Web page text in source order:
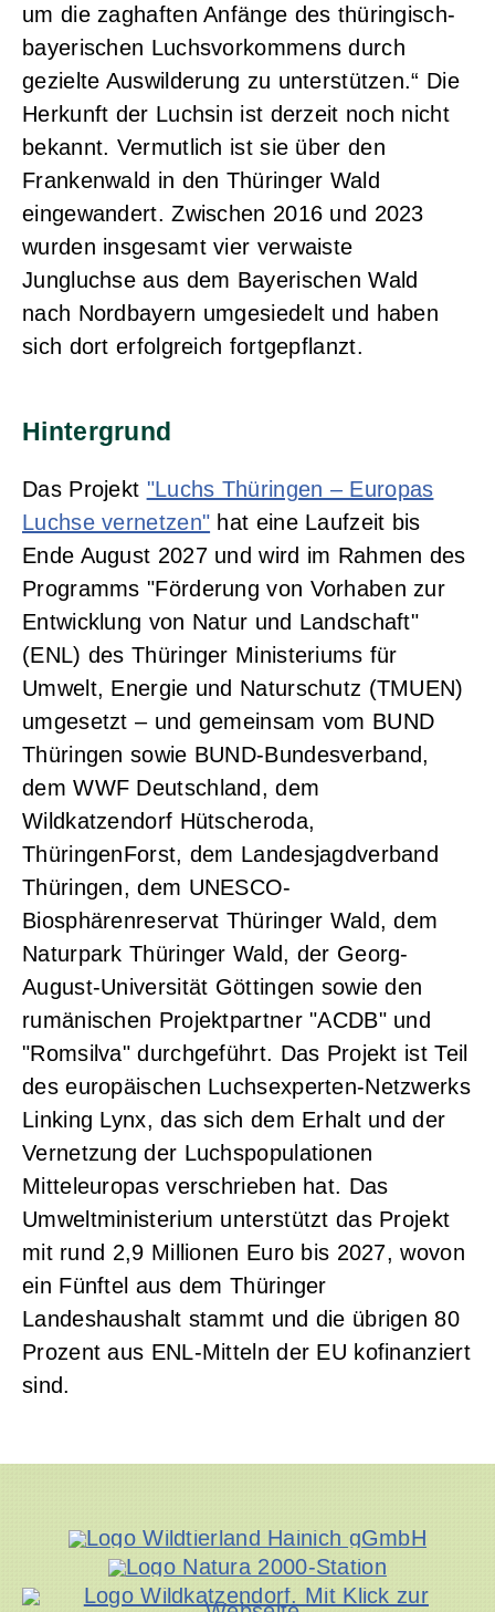
um die zaghaften Anfänge des thüringisch-
bayerischen Luchsvorkommens durch
gezielte Auswilderung zu unterstützen.“ Die
Herkunft der Luchsin ist derzeit noch nicht
bekannt. Vermutlich ist sie über den
Frankenwald in den Thüringer Wald
eingewandert. Zwischen 2016 und 2023
wurden insgesamt vier verwaiste
Jungluchse aus dem Bayerischen Wald
nach Nordbayern umgesiedelt und haben
sich dort erfolgreich fortgepflanzt.
Hintergrund
Das Projekt "Luchs Thüringen – Europas
Luchse vernetzen" hat eine Laufzeit bis
Ende August 2027 und wird im Rahmen des
Programms "Förderung von Vorhaben zur
Entwicklung von Natur und Landschaft"
(ENL) des Thüringer Ministeriums für
Umwelt, Energie und Naturschutz (TMUEN)
umgesetzt – und gemeinsam vom BUND
Thüringen sowie BUND-Bundesverband,
dem WWF Deutschland, dem
Wildkatzendorf Hütscheroda,
ThüringenForst, dem Landesjagdverband
Thüringen, dem UNESCO-
Biosphärenreservat Thüringer Wald, dem
Naturpark Thüringer Wald, der Georg-
August-Universität Göttingen sowie den
rumänischen Projektpartner "ACDB" und
"Romsilva" durchgeführt. Das Projekt ist Teil
des europäischen Luchsexperten-Netzwerks
Linking Lynx, das sich dem Erhalt und der
Vernetzung der Luchspopulationen
Mitteleuropas verschrieben hat. Das
Umweltministerium unterstützt das Projekt
mit rund 2,9 Millionen Euro bis 2027, wovon
ein Fünftel aus dem Thüringer
Landeshaushalt stammt und die übrigen 80
Prozent aus ENL-Mitteln der EU kofinanziert
sind.